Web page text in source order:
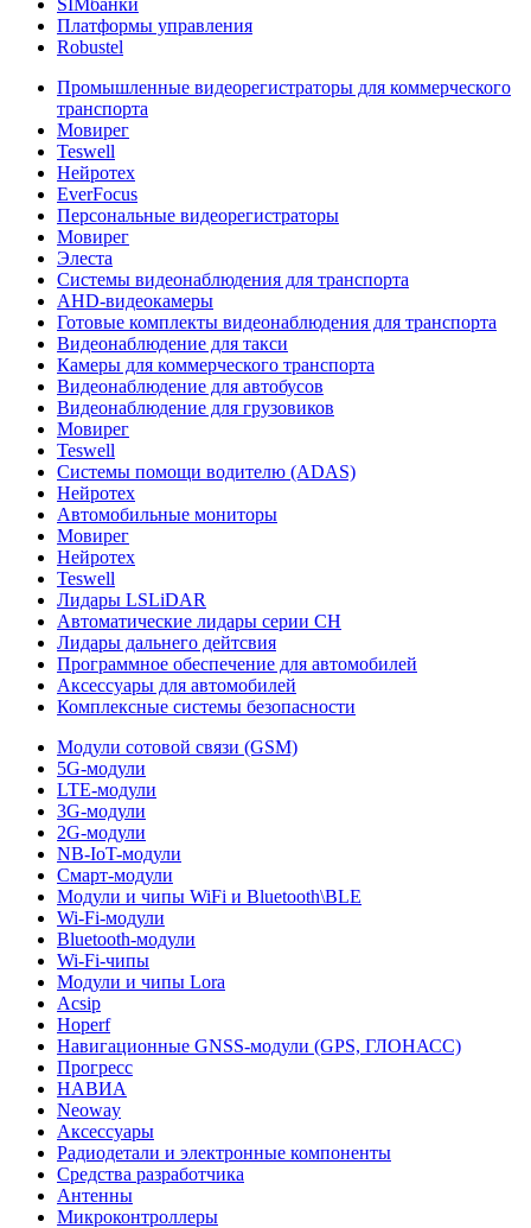
SIMбанки
Платформы управления
Robustel
Промышленные видеорегистраторы для коммерческого
транспорта
Мовирег
Teswell
Нейротех
EverFocus
Персональные видеорегистраторы
Мовирег
Элеста
Системы видеонаблюдения для транспорта
AHD-видеокамеры
Готовые комплекты видеонаблюдения для транспорта
Видеонаблюдение для такси
Камеры для коммерческого транспорта
Видеонаблюдение для автобусов
Видеонаблюдение для грузовиков
Мовирег
Teswell
Системы помощи водителю (ADAS)
Нейротех
Автомобильные мониторы
Мовирег
Нейротех
Teswell
Лидары LSLiDAR
Автоматические лидары серии CH
Лидары дальнего дейтсвия
Программное обеспечение для автомобилей
Аксессуары для автомобилей
Комплексные системы безопасности
Модули сотовой связи (GSM)
5G-модули
LTE-модули
3G-модули
2G-модули
NB-IoT-модули
Смарт-модули
Модули и чипы WiFi и Bluetooth\BLE
Wi-Fi-модули
Bluetooth-модули
Wi-Fi-чипы
Модули и чипы Lora
Acsip
Hoperf
Навигационные GNSS-модули (GPS, ГЛОНАСС)
Прогресс
НАВИА
Neoway
Аксессуары
Радиодетали и электронные компоненты
Средства разработчика
Антенны
Микроконтроллеры